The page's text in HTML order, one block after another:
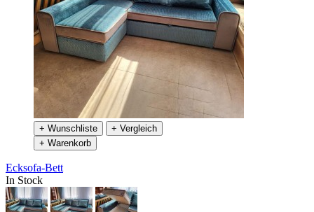
+ Wunschliste
+ Vergleich
+ Warenkorb
Ecksofa-Bett
In Stock